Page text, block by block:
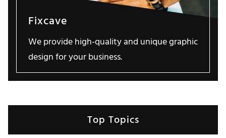
Fixcave
We provide high-quality and unique graphic
design for your business.
Top Topics